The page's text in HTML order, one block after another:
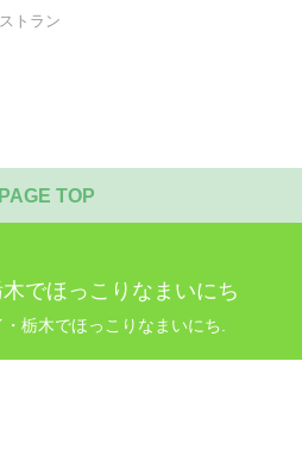
トラン
PAGE TOP
でほっこりなまいにち
栃木でほっこりなまいにち.